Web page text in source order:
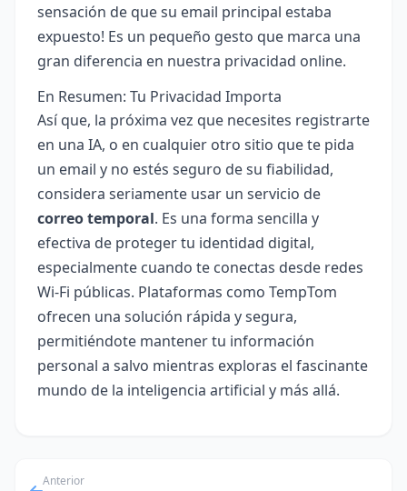
sensación de que su email principal estaba
expuesto! Es un pequeño gesto que marca una
gran diferencia en nuestra privacidad online.
En Resumen: Tu Privacidad Importa
Así que, la próxima vez que necesites registrarte
en una IA, o en cualquier otro sitio que te pida
un email y no estés seguro de su fiabilidad,
considera seriamente usar un servicio de
correo temporal. Es una forma sencilla y
efectiva de proteger tu identidad digital,
especialmente cuando te conectas desde redes
Wi-Fi públicas. Plataformas como TempTom
ofrecen una solución rápida y segura,
permitiéndote mantener tu información
personal a salvo mientras exploras el fascinante
mundo de la inteligencia artificial y más allá.
Anterior